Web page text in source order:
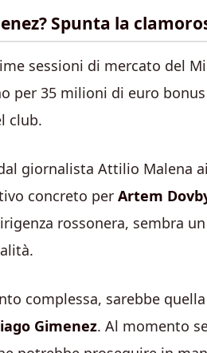
Spunta la
sessioni di mercato del
per 35 milioni di euro
club.
giornalista Attilio Malena ai
concreto per Artem
rossonera, sembra
complessa, sarebbe
Gimenez. Al momento